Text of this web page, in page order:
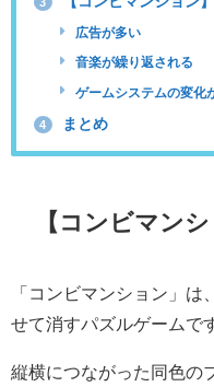
広告が多い
音楽が繰り返される
ゲームシステムの変化
4 まとめ
【コンビマン
「コンビマンション」
せて消すパズルゲームで
縦横につながった同色の